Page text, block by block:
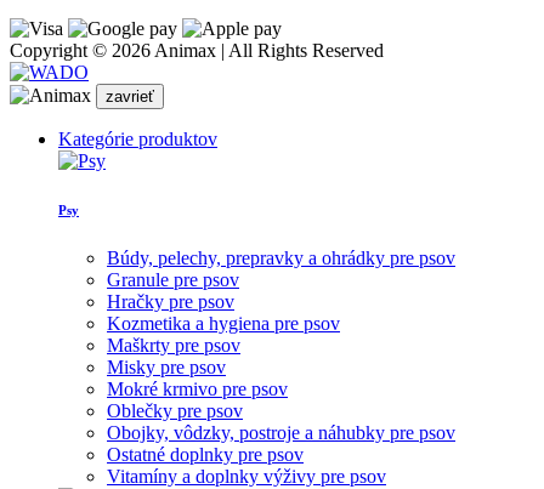
Copyright © 2026 Animax | All Rights Reserved
zavrieť
Kategórie produktov
Psy
Búdy, pelechy, prepravky a ohrádky pre psov
Granule pre psov
Hračky pre psov
Kozmetika a hygiena pre psov
Maškrty pre psov
Misky pre psov
Mokré krmivo pre psov
Oblečky pre psov
Obojky, vôdzky, postroje a náhubky pre psov
Ostatné doplnky pre psov
Vitamíny a doplnky výživy pre psov